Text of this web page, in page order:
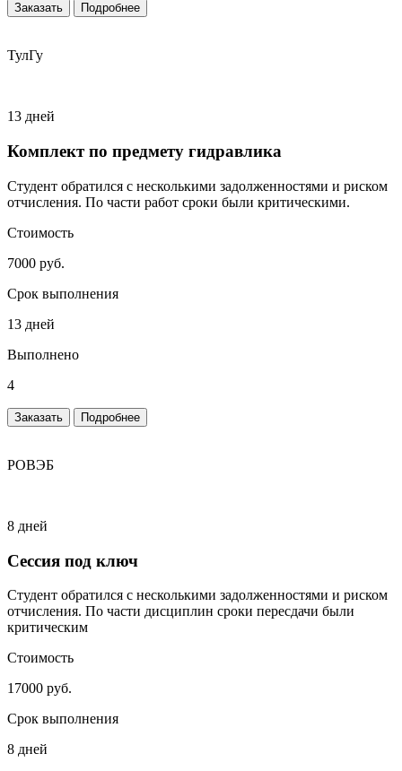
Заказать Подробнее
ТулГу
13 дней
Комплект по предмету гидравлика
Студент обратился с несколькими задолженностями и риском
отчисления. По части работ сроки были критическими.
Стоимость
7000 руб.
Срок выполнения
13 дней
Выполнено
4
Заказать Подробнее
РОВЭБ
8 дней
Сессия под ключ
Студент обратился с несколькими задолженностями и риском
отчисления. По части дисциплин сроки пересдачи были
критическим
Стоимость
17000 руб.
Срок выполнения
8 дней